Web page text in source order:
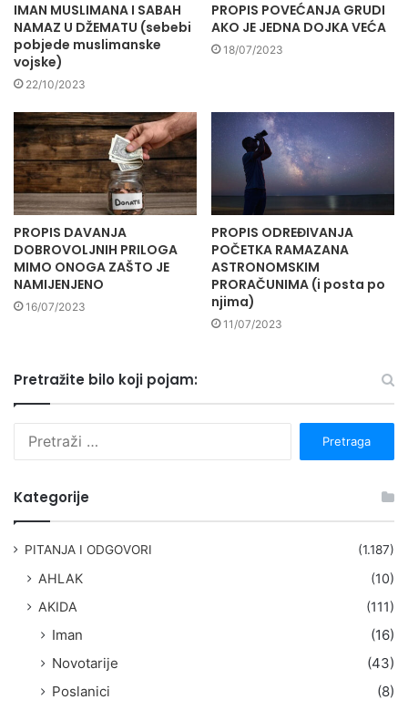
IMAN MUSLIMANA I SABAH
NAMAZ U DŽEMATU (sebebi
pobjede muslimanske
vojske)
22/10/2023
PROPIS POVEĆANJA GRUDI
AKO JE JEDNA DOJKA VEĆA
18/07/2023
PROPIS DAVANJA
DOBROVOLJNIH PRILOGA
MIMO ONOGA ZAŠTO JE
NAMIJENJENO
16/07/2023
PROPIS ODREĐIVANJA
POČETKA RAMAZANA
ASTRONOMSKIM
PRORAČUNIMA (i posta po
njima)
11/07/2023
Pretražite bilo koji pojam:
Kategorije
PITANJA I ODGOVORI (1.187)
AHLAK
(10)
AKIDA
(111)
Iman
(16)
Novotarije
(43)
Poslanici
(8)